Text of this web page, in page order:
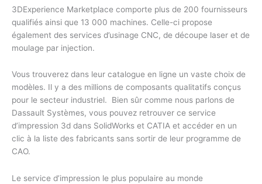
3DExperience Marketplace comporte plus de 200 fournisseurs
qualifiés ainsi que 13 000 machines. Celle-ci propose
également des services d’usinage CNC, de découpe laser et de
moulage par injection.
Vous trouverez dans leur catalogue en ligne un vaste choix de
modèles. Il y a des millions de composants qualitatifs conçus
pour le secteur industriel. Bien sûr comme nous parlons de
Dassault Systèmes, vous pouvez retrouver ce service
d’impression 3d dans SolidWorks et CATIA et accéder en un
clic à la liste des fabricants sans sortir de leur programme de
CAO.
Le service d’impression le plus populaire au monde